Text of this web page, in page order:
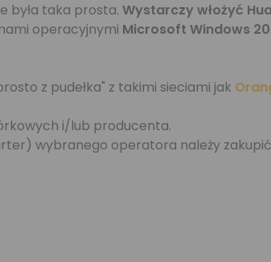
była taka prosta. Wystarczy włożyć
operacyjnymi Microsoft Windows
z pudełka" z takimi sieciami jak
i/lub producenta.
wybranego operatora należy zakupić